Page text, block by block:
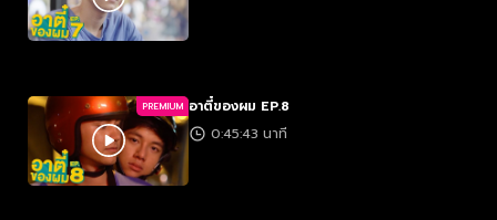
PREMIUM อาตี๋ของผม EP.8
0:45:43 นาที